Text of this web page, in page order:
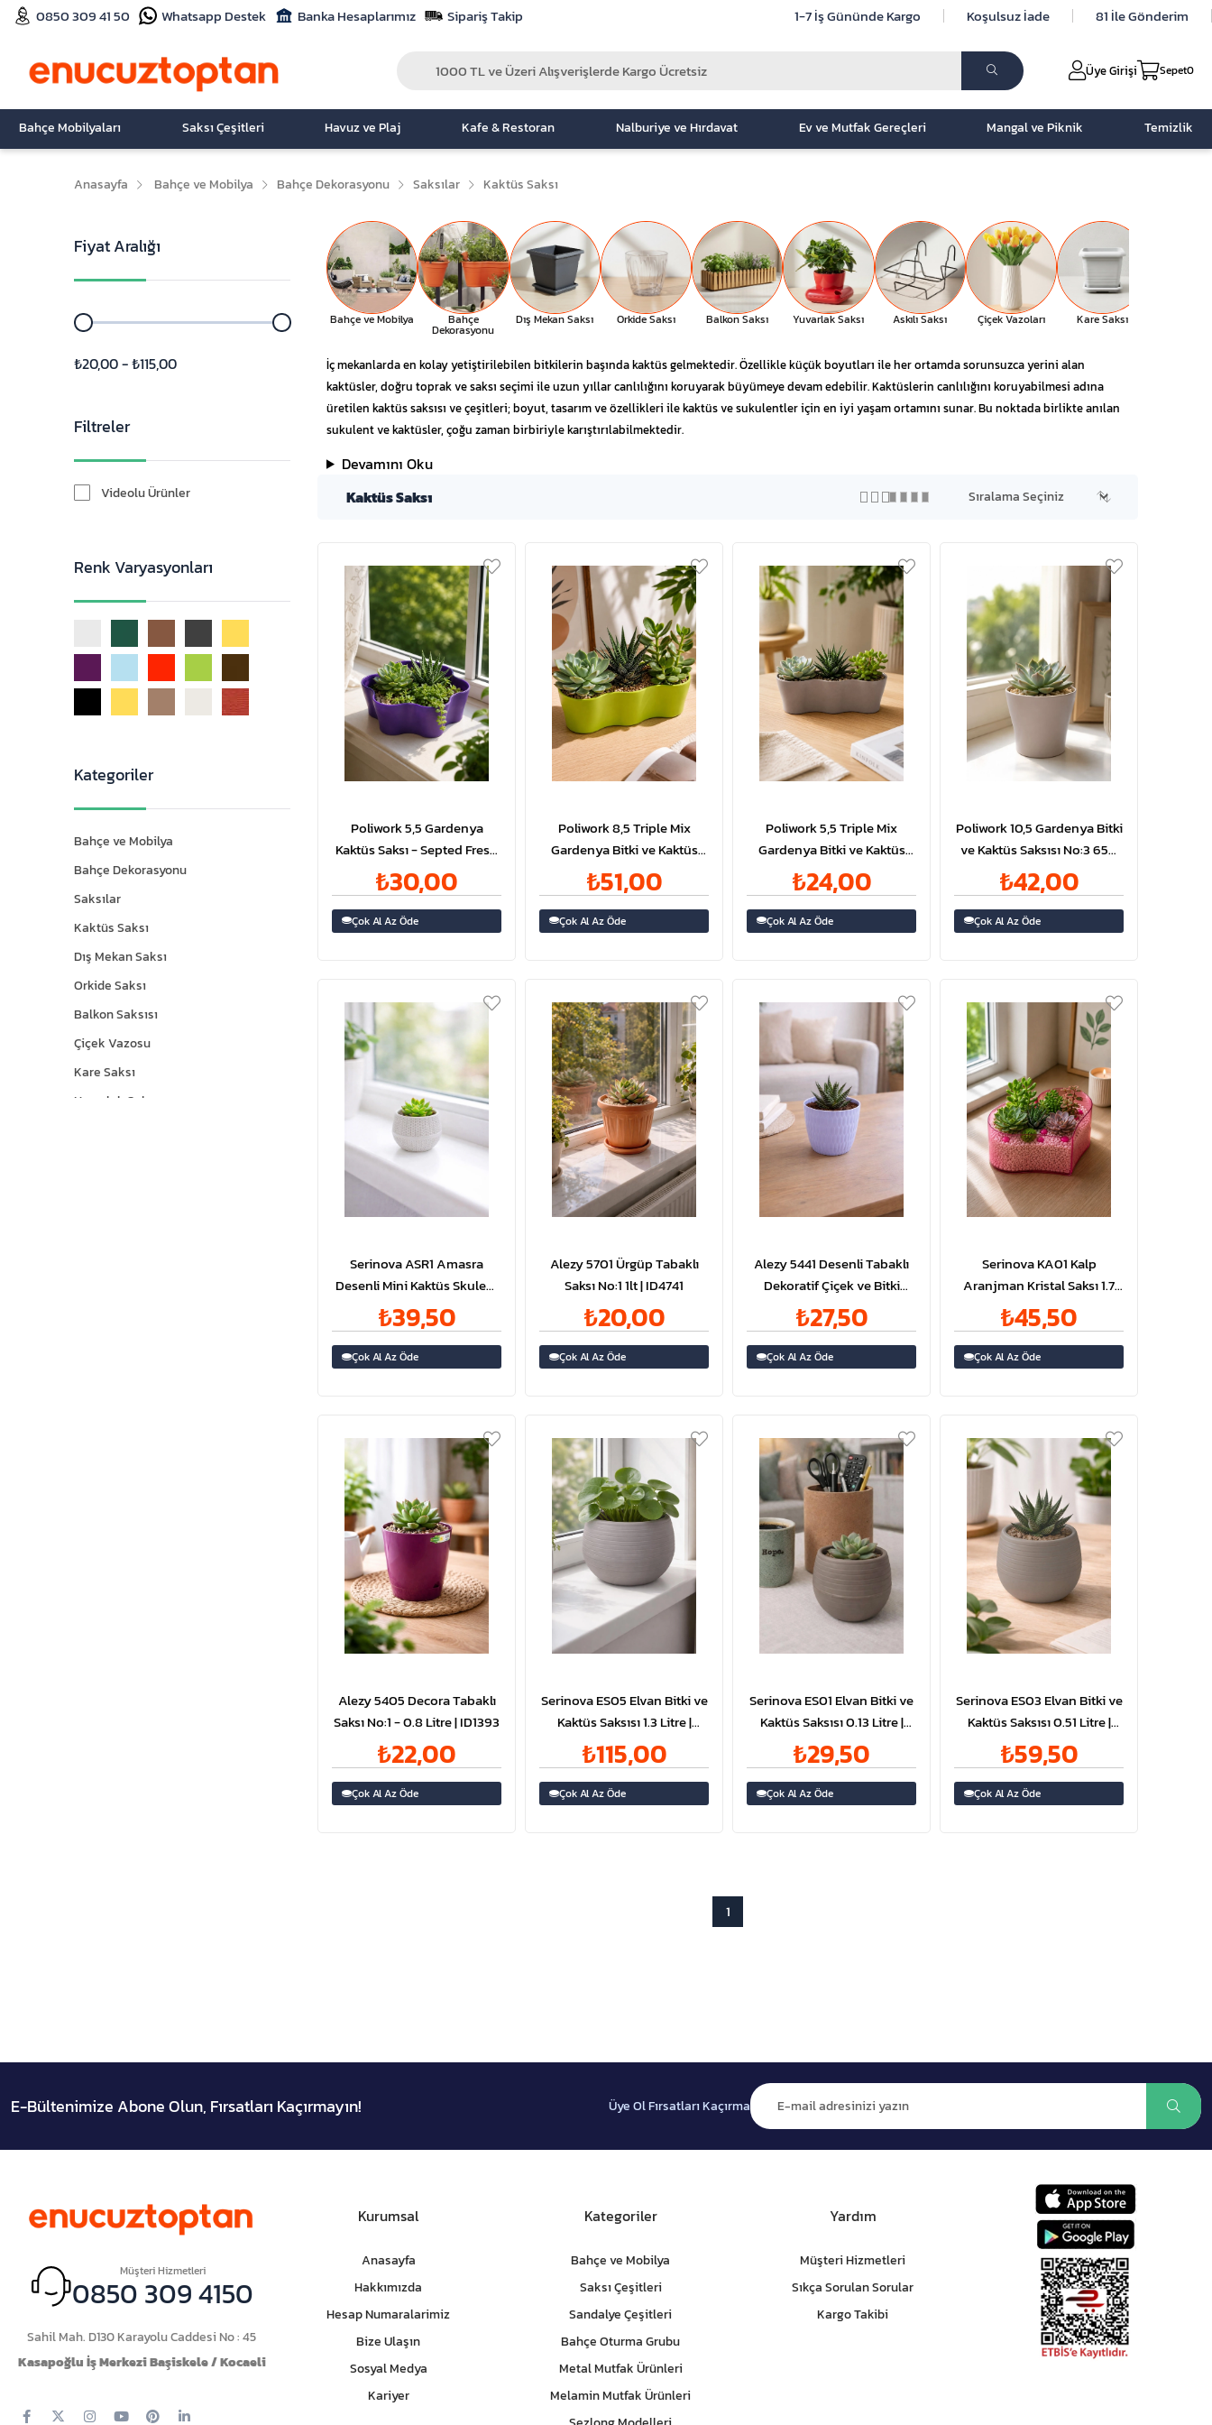
0850 309 41 50 Whatsapp Destek Banka Hesaplarımız Sipariş Takip 1-7 İş Gününde Kargo Koşulsuz İade 81 İle Gönderim
Üye Girişi Sepet0
Bahçe Mobilyaları Saksı Çeşitleri Havuz ve Plaj Kafe & Restoran Nalburiye ve Hırdavat Ev ve Mutfak Gereçleri Mangal ve Piknik Temizlik
Anasayfa Bahçe ve Mobilya Bahçe Dekorasyonu Saksılar Kaktüs Saksı
Fiyat Aralığı
₺20,00 - ₺115,00
Filtreler
Videolu Ürünler
Renk Varyasyonları
Kategoriler
Bahçe ve Mobilya
Bahçe Dekorasyonu
Saksılar
Kaktüs Saksı
Dış Mekan Saksı
Orkide Saksı
Balkon Saksısı
Çiçek Vazosu
Kare Saksı
Yuvarlak Saksı
Bahçe ve Mobilya Bahçe
Dekorasyonu
Dış Mekan Saksı Orkide Saksı Balkon Saksı Yuvarlak Saksı Askılı Saksı Çiçek Vazoları Kare Saksı
İç mekanlarda en kolay yetiştirilebilen bitkilerin başında kaktüs gelmektedir. Özellikle küçük boyutları ile her ortamda sorunsuzca yerini alan
kaktüsler, doğru toprak ve saksı seçimi ile uzun yıllar canlılığını koruyarak büyümeye devam edebilir. Kaktüslerin canlılığını koruyabilmesi adına
üretilen kaktüs saksısı ve çeşitleri; boyut, tasarım ve özellikleri ile kaktüs ve sukulentler için en iyi yaşam ortamını sunar. Bu noktada birlikte anılan
sukulent ve kaktüsler, çoğu zaman birbiriyle karıştırılabilmektedir.
Devamını Oku
Kaktüs Saksı
Poliwork 5,5 Gardenya
Kaktüs Saksı - Septed Fresh
Mix 0,9 Lt | ID5589
₺30,00
Çok Al Az Öde
Poliwork 8,5 Triple Mix
Gardenya Bitki ve Kaktüs
Saksısı No:2 1,1 Litre | ID5581
₺51,00
Çok Al Az Öde
Poliwork 5,5 Triple Mix
Gardenya Bitki ve Kaktüs
Saksısı No:1 350ml | ID5580
₺24,00
Çok Al Az Öde
Poliwork 10,5 Gardenya Bitki
ve Kaktüs Saksısı No:3 650
ml | ID5579
₺42,00
Çok Al Az Öde
Serinova ASR1 Amasra
Desenli Mini Kaktüs Skulent
Saksısı 0,13Litre | ID4745
₺39,50
Çok Al Az Öde
Alezy 5701 Ürgüp Tabaklı
Saksı No:1 1lt | ID4741
₺20,00
Çok Al Az Öde
Alezy 5441 Desenli Tabaklı
Dekoratif Çiçek ve Bitki
Saksısı No:1 - 0.75 Litre |
ID2893
₺27,50
Çok Al Az Öde
Serinova KA01 Kalp
Aranjman Kristal Saksı 1.7
Litre | ID2853
₺45,50
Çok Al Az Öde
Alezy 5405 Decora Tabaklı
Saksı No:1 - 0.8 Litre | ID1393
₺22,00
Çok Al Az Öde
Serinova ES05 Elvan Bitki ve
Kaktüs Saksısı 1.3 Litre |
ID1327
₺115,00
Çok Al Az Öde
Serinova ES01 Elvan Bitki ve
Kaktüs Saksısı 0.13 Litre |
ID1324
₺29,50
Çok Al Az Öde
Serinova ES03 Elvan Bitki ve
Kaktüs Saksısı 0.51 Litre |
ID1316
₺59,50
Çok Al Az Öde
1
E-Bültenimize Abone Olun, Fırsatları Kaçırmayın! Üye Ol Fırsatları Kaçırma
Müşteri Hizmetleri
0850 309 4150
Sahil Mah. D130 Karayolu Caddesi No : 45
Kasapoğlu İş Merkezi Başiskele / Kocaeli
Kurumsal
Anasayfa
Hakkımızda
Hesap Numaralarimiz
Bize Ulaşın
Sosyal Medya
Kariyer
Kategoriler
Bahçe ve Mobilya
Saksı Çeşitleri
Sandalye Çeşitleri
Bahçe Oturma Grubu
Metal Mutfak Ürünleri
Melamin Mutfak Ürünleri
Yardım
Müşteri Hizmetleri
Sıkça Sorulan Sorular
Kargo Takibi